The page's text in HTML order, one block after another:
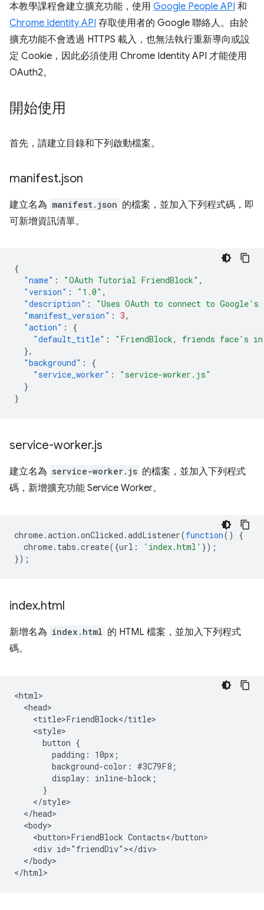
本教學課程會建立擴充功能，使用 Google People API 和
Chrome Identity API 存取使用者的 Google 聯絡人。由於
擴充功能不會透過 HTTPS 載入，也無法執行重新導向或設
定 Cookie，因此必須使用 Chrome Identity API 才能使用
OAuth2。
開始使用
首先，請建立目錄和下列啟動檔案。
manifest.json
建立名為 manifest.json 的檔案，並加入下列程式碼，即
可新增資訊清單。
{
"name" : "OAuth Tutorial FriendBlock" ,
"version" : "1.0" ,
"description" :
"Uses OAuth to connect to
"manifest_version" : 3,
"action" :
{
"default_title" :
"FriendBlock, friends face's
},
"background" :
{
"service_worker" :
"service-worker.js"
}
}
service-worker.js
建立名為 service-worker.js 的檔案，並加入下列程式
碼，新增擴充功能 Service Worker。
chrome.action .onClicked .addListener(function()
{
chrome. tabs .create({url : 'index.html' });
});
index.html
新增名為 index.html 的 HTML 檔案，並加入下列程式
碼。
<html>
  <head>
    <title>FriendBlock</title>
    <style>
      button {
        padding: 10px;
        background-color: #3C79F8;
        display: inline-block;
      }
    </style>
  </head>
  <body>
    <button>FriendBlock Contacts</button>
    <div id="friendDiv"></div>
  </body>